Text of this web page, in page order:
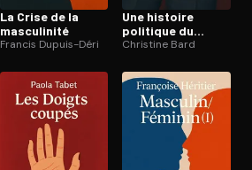
La Crise de la
masculinité
Francis Dupuis-Déri
Une histoire
politique du
pantalon
Christine Bard